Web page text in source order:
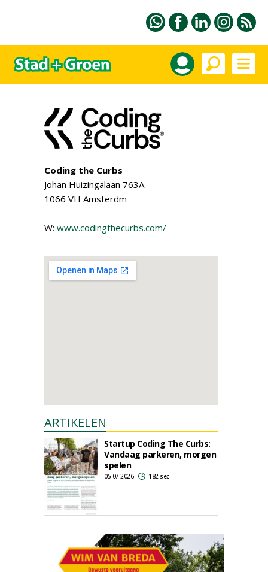
Coding the Curbs
Johan Huizingalaan 763A
1066 VH Amsterdm
W: www.codingthecurbs.com/
ARTIKELEN
Startup Coding The Curbs:
Vandaag parkeren, morgen
spelen
05-07-2026 182 sec